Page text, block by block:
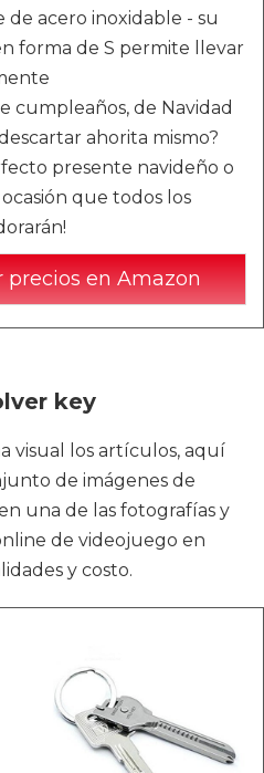
de acero inoxidable - su
forma de S permite llevar
cumpleaños, de Navidad
ahorita mismo?
presente navideño o
que todos los
precios en Amazon
key
visual los artículos, aquí
de imágenes de
una de las fotografías y
de videojuego en
y costo.